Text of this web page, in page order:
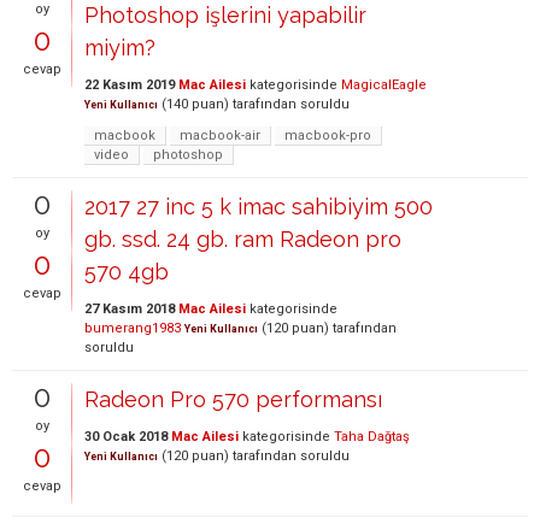
oy
0
cevap
Photoshop işlerini yapabilir
miyim?
22 Kasım 2019 Mac Ailesi kategorisinde MagicalEagle
Yeni Kullanıcı (140 puan) tarafından soruldu
macbook
macbook-air
macbook-pro
video
photoshop
0
oy
0
cevap
2017 27 inc 5 k imac sahibiyim 500
gb. ssd. 24 gb. ram Radeon pro
570 4gb
27 Kasım 2018 Mac Ailesi kategorisinde
bumerang1983 Yeni Kullanıcı (120 puan) tarafından
soruldu
0
oy
0
cevap
Radeon Pro 570 performansı
30 Ocak 2018 Mac Ailesi kategorisinde Taha Dağtaş
Yeni Kullanıcı (120 puan) tarafından soruldu